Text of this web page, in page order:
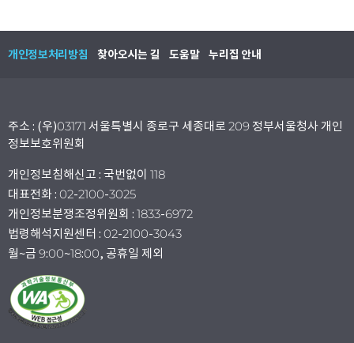
개인정보처리방침 찾아오시는 길 도움말 누리집 안내
주소 : (우)03171 서울특별시 종로구 세종대로 209 정부서울청사 개인
정보보호위원회
개인정보침해신고 : 국번없이 118
대표전화 : 02-2100-3025
개인정보분쟁조정위원회 : 1833-6972
법령해석지원센터 : 02-2100-3043
월~금 9:00~18:00, 공휴일 제외